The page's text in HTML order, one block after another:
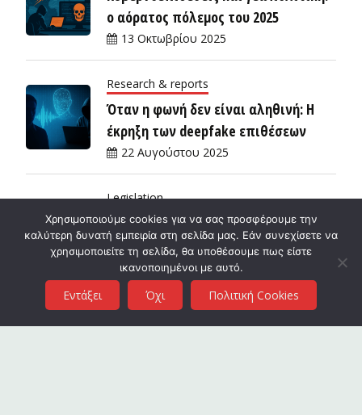
ο αόρατος πόλεμος του 2025
13 Οκτωβρίου 2025
Research & reports
Όταν η φωνή δεν είναι αληθινή: Η
έκρηξη των deepfake επιθέσεων
22 Αυγούστου 2025
Legislation
Νέος Κανονισμός ΑΔΑΕ: τι αλλάζει
πρακτικά για το απόρρητο και την
ασφάλεια των ηλεκτρονικών
επικοινωνιών;
18 Αυγούστου 2025
Χρησιμοποιούμε cookies για να σας προσφέρουμε την
καλύτερη δυνατή εμπειρία στη σελίδα μας. Εάν συνεχίσετε να
χρησιμοποιείτε τη σελίδα, θα υποθέσουμε πως είστε
ικανοποιημένοι με αυτό.
Εντάξει Όχι Πολιτική Cookies